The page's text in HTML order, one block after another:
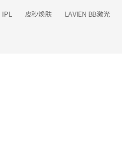
IPL 皮秒焕肤 LAVIEN BB激光